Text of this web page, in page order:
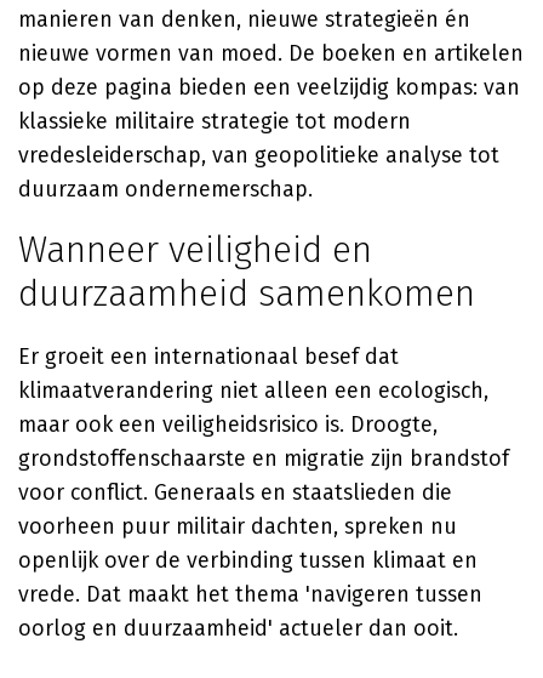
manieren van denken, nieuwe strategieën én
nieuwe vormen van moed. De boeken en artikelen
op deze pagina bieden een veelzijdig kompas: van
klassieke militaire strategie tot modern
vredesleiderschap, van geopolitieke analyse tot
duurzaam ondernemerschap.
Wanneer veiligheid en
duurzaamheid samenkomen
Er groeit een internationaal besef dat
klimaatverandering niet alleen een ecologisch,
maar ook een veiligheidsrisico is. Droogte,
grondstoffenschaarste en migratie zijn brandstof
voor conflict. Generaals en staatslieden die
voorheen puur militair dachten, spreken nu
openlijk over de verbinding tussen klimaat en
vrede. Dat maakt het thema 'navigeren tussen
oorlog en duurzaamheid' actueler dan ooit.